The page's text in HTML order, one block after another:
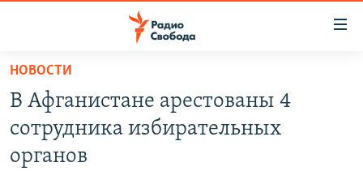
упрощенного
доступа
основному
ПРОГРАММЫ
ПОДКАСТЫ
АВТОРСКИЕ ПРОЕКТЫ
НОВОСТИ
В Афганистане арестованы 4
сотрудника избирательных
органов